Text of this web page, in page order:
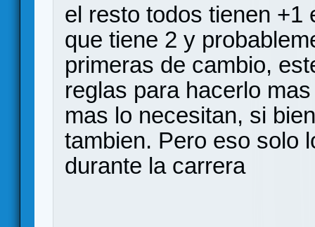
el resto todos tienen +1
que tiene 2 y
primeras de cambio,
reglas para hacerlo
mas lo necesitan, si
tambien. Pero eso solo
durante la carrera